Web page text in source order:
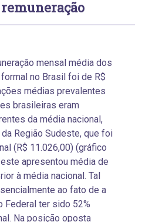
mensal média dos
no Brasil foi de R$
médias prevalentes
brasileiras eram
da média nacional,
Região Sudeste, que foi
(R$ 11.026,00) (gráfico
apresentou média de
à média nacional. Tal
ao fato de a
Federal ter sido 52%
Na posição oposta